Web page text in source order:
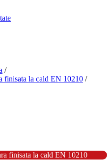
/
finisata la cald EN 10210 /
finisata la cald EN 10210